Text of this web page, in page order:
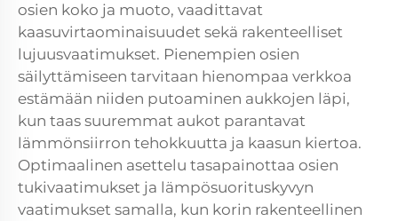
osien koko ja muoto, vaadittavat
kaasuvirtaominaisuudet sekä rakenteelliset
lujuusvaatimukset. Pienempien osien
säilyttämiseen tarvitaan hienompaa verkkoa
estämään niiden putoaminen aukkojen läpi,
kun taas suuremmat aukot parantavat
lämmönsiirron tehokkuutta ja kaasun kiertoa.
Optimaalinen asettelu tasapainottaa osien
tukivaatimukset ja lämpösuorituskyvyn
vaatimukset samalla, kun korin rakenteellinen